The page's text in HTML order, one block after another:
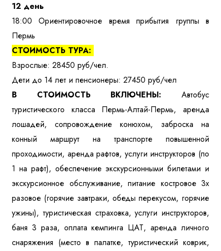
12 день
18:00 Ориентировочное время прибытия группы в
Пермь
СТОИМОСТЬ ТУРА:
Взрослые: 28450 руб/чел.
Дети до 14 лет и пенсионеры: 27450 руб/чел
В СТОИМОСТЬ ВКЛЮЧЕНЫ: Автобус
туристического класса Пермь-Алтай-Пермь, аренда
лошадей, сопровождение конюхом, заброска на
конный маршрут на транспорте повышенной
проходимости, аренда рафтов, услуги инструкторов (по
1 на рафт), обеспечение экскурсионными билетами и
экскурсионное обслуживание, питание костровое 3х
разовое (горячие завтраки, обеды перекусом, горячие
ужины), туристическая страховка, услуги инструкторов,
баня 3 раза, оплата кемпинга ЦАТ, аренда личного
снаряжения (место в палатке, туристический коврик,